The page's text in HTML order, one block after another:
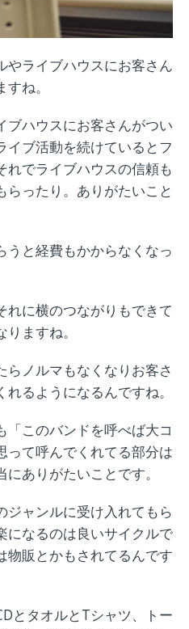
ライブハウスにお客さん
ね。
ハウスにお客さんがつい
イブ活動を続けているとフ
れでライブハウスの信頼も
らったり。ありがたいこと
と経費もかからなくなっ
に横のつながりもできて
ますね。
ノルマもなくなりお客さ
るようになるんですね。
このバンドを呼べば大コ
って呼んでくれてる部分は
にありがたいことです。
ャンルに受け入れてもら
になるのは良いサイクルで
物販とかもされてるんです
とタオルとTシャツ、トー